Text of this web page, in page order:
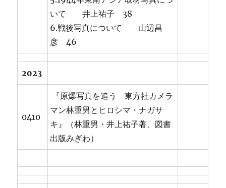
いて 井上祐子 38
6.戦後写真について 山辺昌
彦 46
2023
0410
『原爆写真を追う 東方社カメラ
マン林重男とヒロシマ・ナガサ
キ』（林重男・井上祐子著、図書
出版みぎわ）